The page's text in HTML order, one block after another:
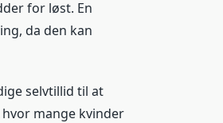
for løst. En
da den kan
selvtillid til at
mange kvinder